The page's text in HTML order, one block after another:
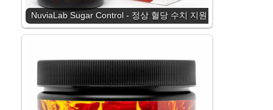
NuviaLab Sugar Control - 정상 혈당 수치 지원